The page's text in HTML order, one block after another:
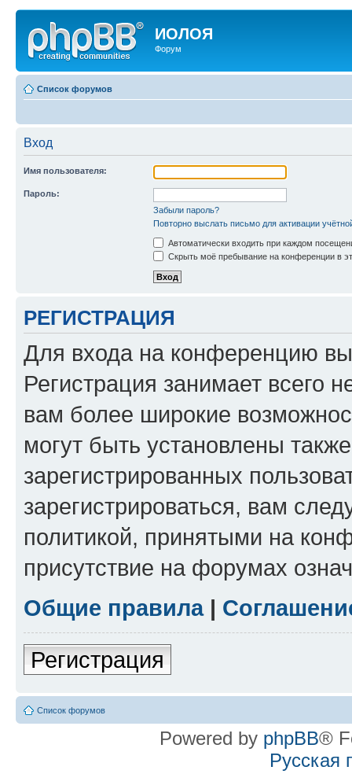
ИОЛОЯ
Форум
Список форумов
Вход
Имя пользователя:
Пароль:
Забыли пароль?
Повторно выслать письмо для активации
Автоматически входить при каждом
Скрыть моё пребывание на конференции в
РЕГИСТРАЦИЯ
Для входа на конференцию
Регистрация занимает всего
вам более широкие
могут быть установлены
зарегистрированных
зарегистрироваться, вам
политикой, принятыми на
присутствие на форумах
Общие правила|
Регистрация
Список форумов
Powered by phpBB®
Русская